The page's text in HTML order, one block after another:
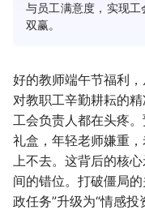
与员工满意度，实现
双赢。
好的教师端午节福利
对教职工辛勤耕耘的
工会负责人都在头疼
礼盒，年轻老师嫌重
上不去。这背后的核
间的错位。打破僵局
政任务”升级为“情感投